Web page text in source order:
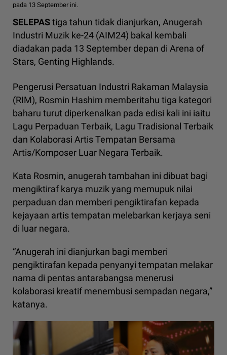
pada 13 September ini.
SELEPAStiga tahun tidak dianjurkan, Anugerah
Industri Muzik ke-24 (AIM24) bakal kembali
diadakan pada 13 September depan di Arena of
Stars, Genting Highlands.
Pengerusi Persatuan Industri Rakaman Malaysia
(RIM), Rosmin Hashim memberitahu tiga kategori
baharu turut diperkenalkan pada edisi kali ini iaitu
Lagu Perpaduan Terbaik, Lagu Tradisional Terbaik
dan Kolaborasi Artis Tempatan Bersama
Artis/Komposer Luar Negara Terbaik.
Kata Rosmin, anugerah tambahan ini dibuat bagi
mengiktiraf karya muzik yang memupuk nilai
perpaduan dan memberi pengiktirafan kepada
kejayaan artis tempatan melebarkan kerjaya seni
di luar negara.
“Anugerah ini dianjurkan bagi memberi
pengiktirafan kepada penyanyi tempatan melakar
nama di pentas antarabangsa menerusi
kolaborasi kreatif menembusi sempadan negara,”
katanya.